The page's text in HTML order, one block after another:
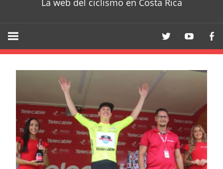
La web del ciclismo en Costa Rica